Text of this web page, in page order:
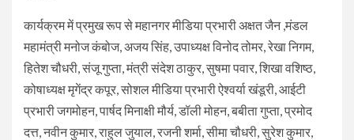
कार्यक्रम में प्रमुख रूप से महानगर मीडिया प्रभारी अक्षत जैन ,मंडल
महामंत्री मनोज कंबोज, अजय सिंह, उपाध्यक्ष विनोद तोमर, रेखा निगम,
हितेश चौधरी, संजू गुप्ता, मंत्री संदेश ठाकुर, सुषमा पवार, शिखा वशिष्ठ,
कोषाध्यक्ष मृगेंद्र कपूर, सोशल मीडिया प्रभारी ऐश्वर्या खंडूरी, आईटी
प्रभारी जगमोहन, पार्षद मिनाक्षी मौर्य, डॉली मोहन, बबीता गुप्ता, प्रमोद
दत्त, नवीन कुमार, राहुल जुयाल, रजनी शर्मा, सीमा चौधरी, सुरेश कुमार,